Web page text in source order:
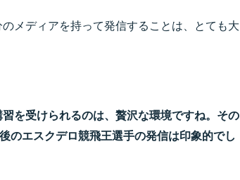
メディアを持って発信することは、とても大
を受けられるのは、贅沢な環境ですね。その
のエスクデロ競飛王選手の発信は印象的でし